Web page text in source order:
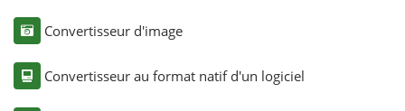
Convertisseur d'image
Convertisseur au format natif d'un logiciel